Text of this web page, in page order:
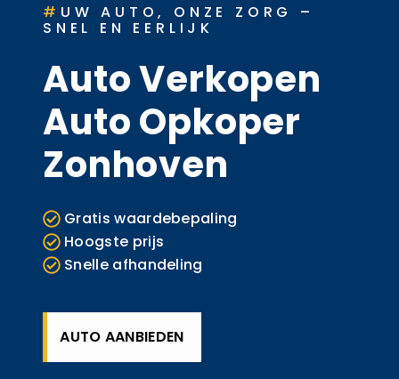
# UW AUTO, ONZE ZORG –
SNEL EN EERLIJK
Auto Verkopen
Auto Opkoper
Zonhoven
Gratis waardebepaling
Hoogste prijs
Snelle afhandeling
AUTO AANBIEDEN